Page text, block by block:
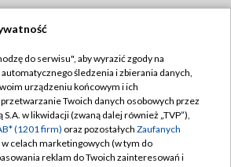
TVP
TVP
Regulamin TVP
Polityka prywatności
Moje zgody
do serwisu", aby wyrazić zgody na
śledzenia i zbierania danych,
urządzeniu końcowym i ich
Twoich danych osobowych przez
w likwidacji (zwaną dalej również „TVP”),
(1201 firm) oraz pozostałych Zaufanych
w celach marketingowych (w tym do
reklam do Twoich zainteresowań i